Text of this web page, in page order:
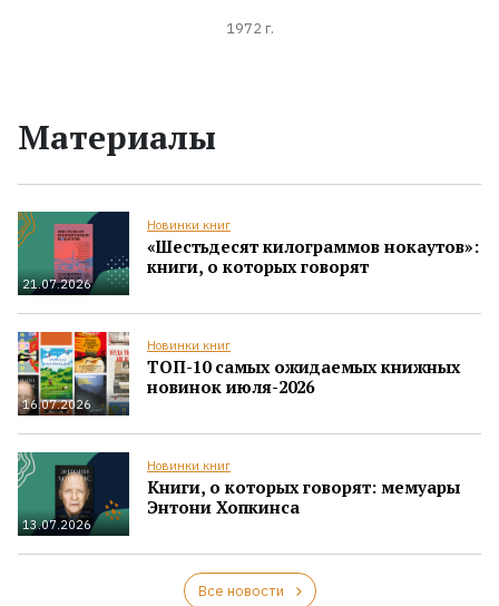
1972 г.
Материалы
21.07.2026
Новинки книг
«Шестьдесят килограммов нокаутов»:
книги, о которых говорят
16.07.2026
Новинки книг
ТОП-10 самых ожидаемых книжных
новинок июля-2026
13.07.2026
Новинки книг
Книги, о которых говорят: мемуары
Энтони Хопкинса
Все новости